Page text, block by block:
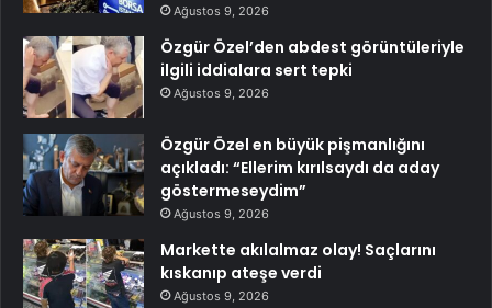
Ağustos 9, 2026
Özgür Özel’den abdest görüntüleriyle
ilgili iddialara sert tepki
Ağustos 9, 2026
Özgür Özel en büyük pişmanlığını
açıkladı: “Ellerim kırılsaydı da aday
göstermeseydim”
Ağustos 9, 2026
Markette akılalmaz olay! Saçlarını
kıskanıp ateşe verdi
Ağustos 9, 2026